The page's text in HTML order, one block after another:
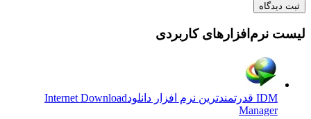
نرم‌افزارهای کاربردی
Internet Download
Manager